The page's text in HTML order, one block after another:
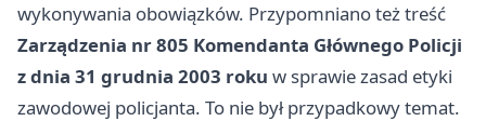
wykonywania obowiązków. Przypomniano też treść
Zarządzenia nr 805 Komendanta Głównego Policji
z dnia 31 grudnia 2003 roku w sprawie zasad etyki
zawodowej policjanta. To nie był przypadkowy temat.